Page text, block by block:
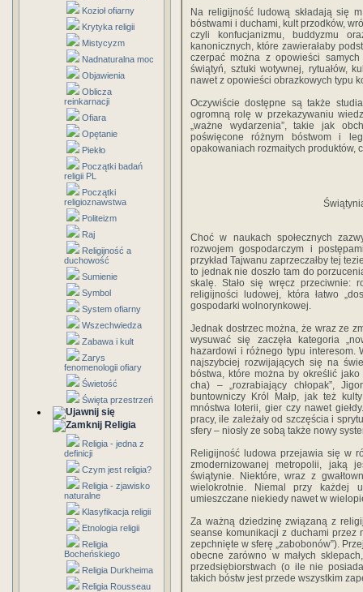
Kozioł ofiarny
Krytyka religii
Mistycyzm
Nadnaturalna moc
Objawienia
Oblicza
reinkarnacji
Ofiara
Opętanie
Piekło
Początki badań
religii PL
Początki
religioznawstwa
Politeizm
Raj
Religijność a
duchowość
Sumienie
Symbol
System ofiarny
Wszechwiedza
Zabawa i kult
Zarys
fenomenologii ofiary
Świetość
Święta przestrzeń
Religia
Religia - jedna z
definicji
Czym jest religia?
Religia - zjawisko
naturalne
Klasyfikacja religii
Etnologia religii
Religia
Bocheńskiego
Religia Durkheima
Religia Rousseau
Na religijność ludową składają się
bóstwami i duchami, kult przodków,
czyli konfucjanizmu, buddyzmu
kanonicznych, które zawierałaby
czerpać można z opowieści
świątyń, sztuki wotywnej, rytuałów,
nawet z opowieści obrazkowych typu
Oczywiście dostępne są także
ogromną rolę w przekazywaniu
„ważne wydarzenia”, takie jak
poświęcone różnym bóstwom i
opakowaniach rozmaitych produktów,
Choć w naukach społecznych
rozwojem gospodarczym i
przykład Tajwanu zaprzeczałby tej
to jednak nie doszło tam do
skalę. Stało się wręcz przeciwnie:
religijności ludowej, która łatwo
gospodarki wolnorynkowej.
Jednak dostrzec można, że wraz ze
wysuwać się zaczęła kategoria
hazardowi i różnego typu interesom.
najszybciej rozwijających się na
bóstwa, które można by określić jako
cha) – „rozrabiający chłopak”,
buntowniczy Król Małp, jak też
mnóstwa loterii, gier czy nawet
pracy, ile zależały od szczęścia i
sfery – niosły ze sobą także nowy
Religijność ludowa przejawia się w
zmodernizowanej metropolii, jaką
świątynie. Niektóre, wraz z
wielokrotnie. Niemal przy każdej
umieszczane niekiedy nawet w
Za ważną dziedzinę związaną z
seanse komunikacji z duchami przez
zepchnięte w sferę „zabobonów”).
obecne zarówno w małych
przedsiębiorstwach (o ile nie
takich bóstw jest przede wszystkim